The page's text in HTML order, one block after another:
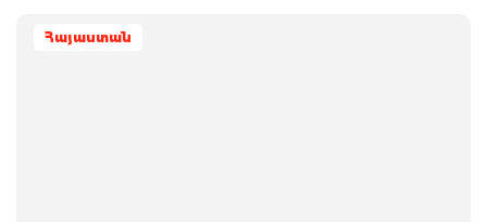
Հայաստան